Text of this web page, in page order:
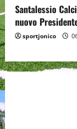
Santalessio
nuovo
sportjonico